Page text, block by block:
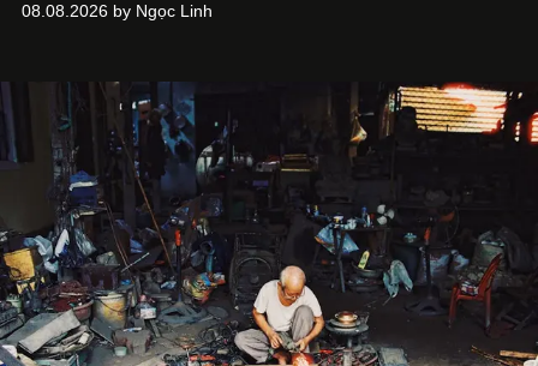
sử dụng bảng màu nâu sữa, kem, trắng ngà cùng những
quán cà phê. Dưới đây là những mẫu nail được yêu thích
nhất của xu hướng này.
08.08.2026 by Ngọc Linh